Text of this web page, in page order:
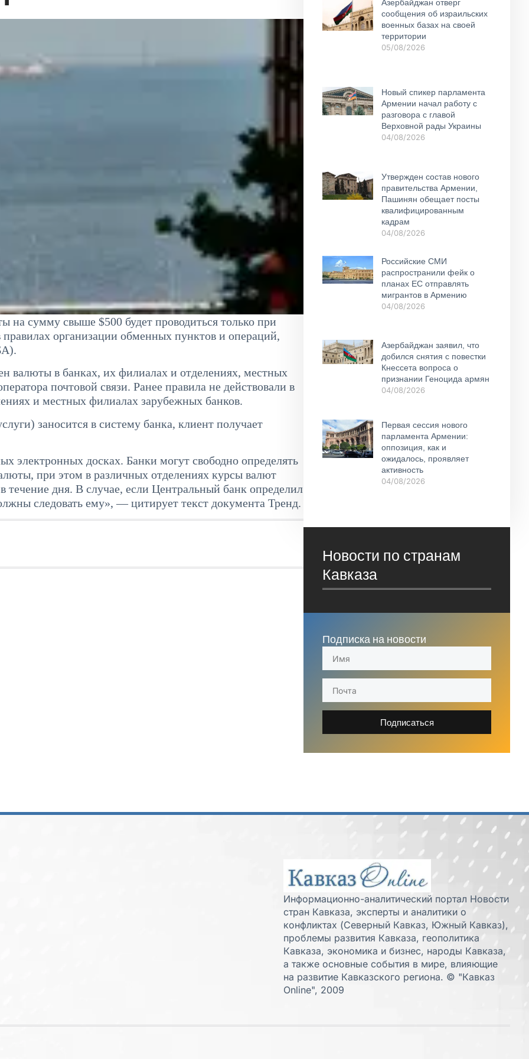
на сумму свыше $500 будет проводиться только при
организации обменных пунктов и операций,
валюты в банках, их филиалах и отделениях, местных
почтовой связи. Ранее правила не действовали в
и местных филиалах зарубежных банков.
заносится в систему банка, клиент получает
электронных досках. Банки могут свободно определять
при этом в различных отделениях курсы валют
течение дня. В случае, если Центральный банк определил
следовать ему», — цитирует текст документа Тренд.
Азербайджан отверг
сообщения об израильских
военных базах на своей
территории
05/08/2026
Новый спикер парламента
Армении начал работу с
разговора с главой
Верховной рады Украины
04/08/2026
Утвержден состав нового
правительства Армении,
Пашинян обещает посты
квалифицированным
кадрам
04/08/2026
Российские СМИ
распространили фейк о
планах ЕС отправлять
мигрантов в Армению
04/08/2026
Азербайджан заявил, что
добился снятия с повестки
Кнессета вопроса о
признании Геноцида армян
04/08/2026
Первая сессия нового
парламента Армении:
оппозиция, как и
ожидалось, проявляет
активность
04/08/2026
Новости по странам
Кавказа
Подписка на новости
Подписаться
Информационно-аналитический портал Новости
стран Кавказа, эксперты и аналитики о
конфликтах (Северный Кавказ, Южный Кавказ),
проблемы развития Кавказа, геополитика
Кавказа, экономика и бизнес, народы Кавказа,
а также основные события в мире, влияющие
на развитие Кавказского региона. © "Кавказ
Online", 2009